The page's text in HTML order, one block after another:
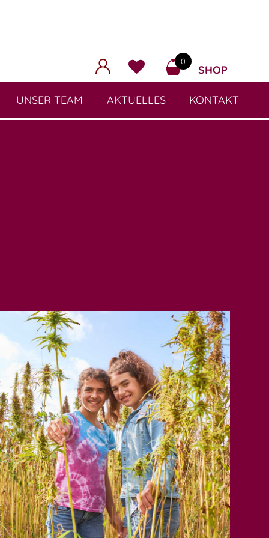
0
SHOP
UNSER TEAM AKTUELLES KONTAKT